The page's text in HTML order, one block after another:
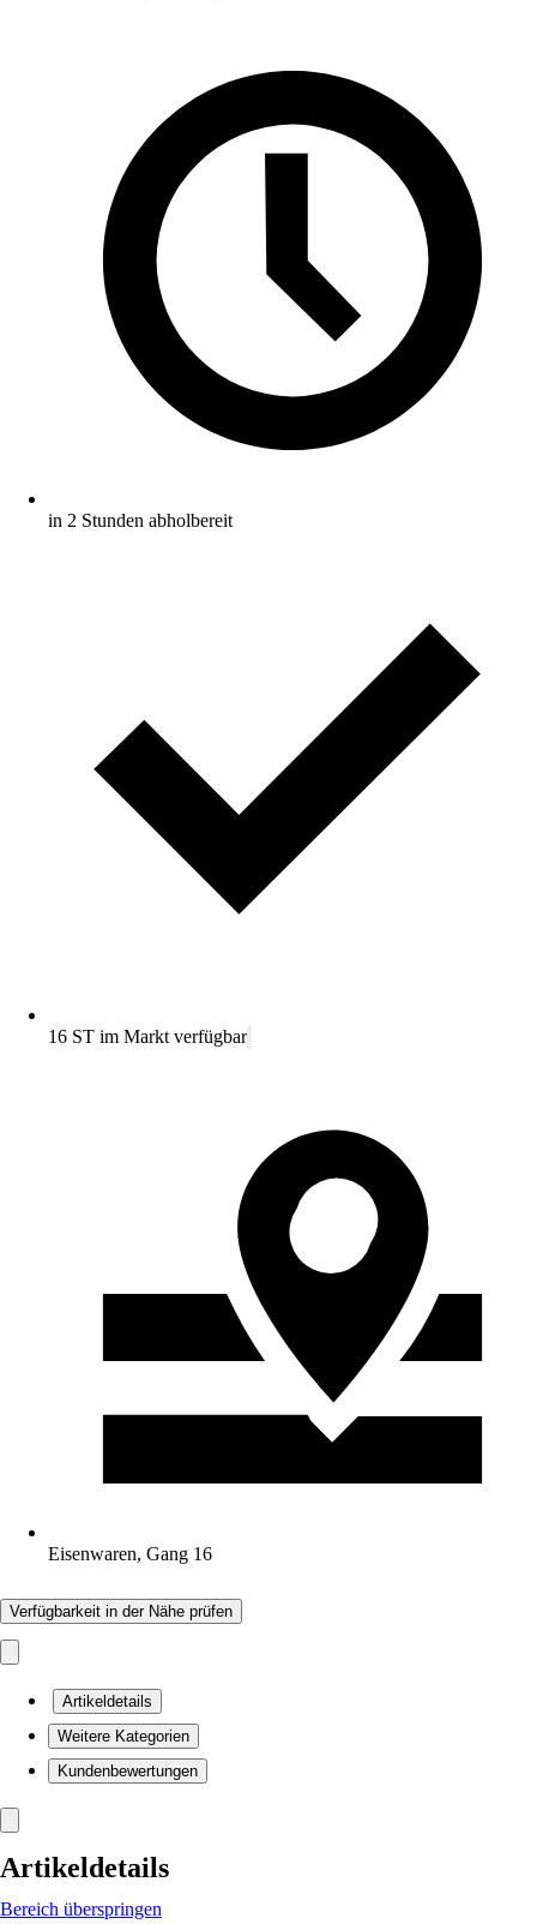
in 2 Stunden abholbereit
16 ST im Markt verfügbar
Eisenwaren, Gang 16
Verfügbarkeit in der Nähe prüfen
Artikeldetails
Weitere Kategorien
Kundenbewertungen
Artikeldetails
Bereich überspringen